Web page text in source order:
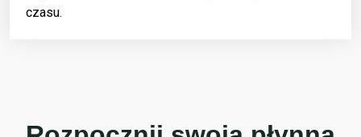
czasu.